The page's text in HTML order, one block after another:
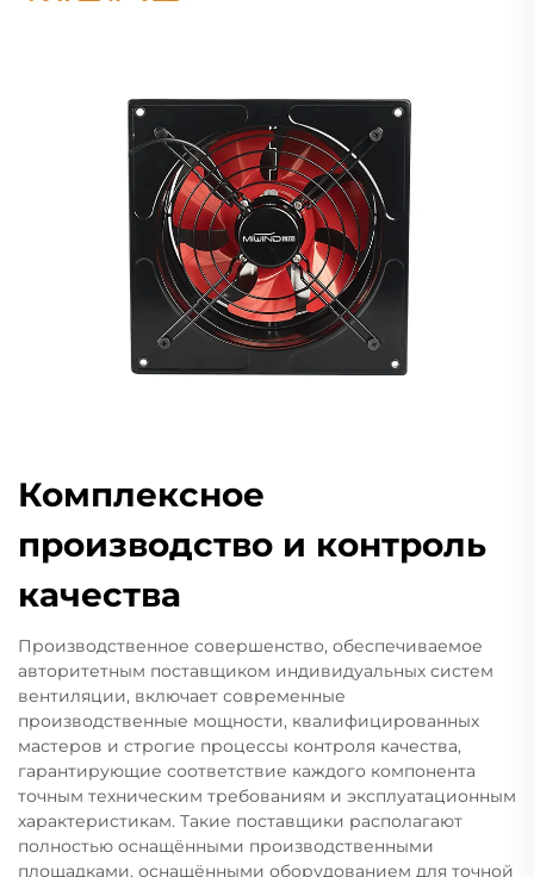
Комплексное
производство и контроль
качества
Производственное совершенство, обеспечиваемое
авторитетным поставщиком индивидуальных систем
вентиляции, включает современные
производственные мощности, квалифицированных
мастеров и строгие процессы контроля качества,
гарантирующие соответствие каждого компонента
точным техническим требованиям и эксплуатационным
характеристикам. Такие поставщики располагают
полностью оснащёнными производственными
площадками, оснащёнными оборудованием для точной